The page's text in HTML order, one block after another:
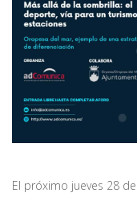
El próximo jueves 28